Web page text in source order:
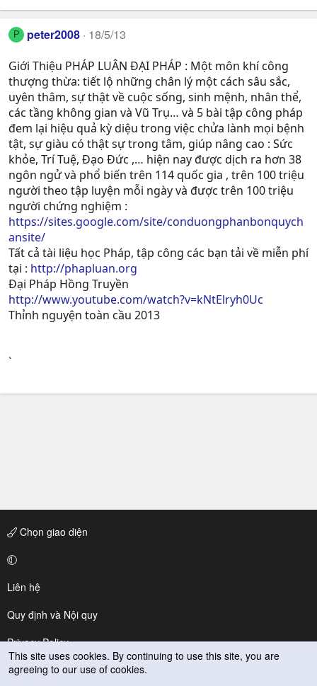
P peter2008 18/5/13
Giới Thiệu PHÁP LUÂN ĐẠI PHÁP : Một môn khí công
thượng thừa: tiết lộ những chân lý một cách sâu sắc,
uyên thâm, sự thật về cuộc sống, sinh mệnh, nhân thể,
các tầng không gian và Vũ Trụ… và 5 bài tập công pháp
đem lại hiệu quả kỳ diệu trong việc chửa lành mọi bệnh
tật, sự giàu có thật sự trong tâm, giúp nâng cao : Sức
khỏe, Trí Tuệ, Ðạo Ðức ,… hiện nay được dịch ra hơn 38
ngôn ngử và phổ biến trên 114 quốc gia , trên 100 triệu
người theo tập luyện mỗi ngày và được trên 100 triệu
người chứng nghiệm :
https://sites.google.com/site/conduongphanbonquych
ansite/
Tất cả tài liệu học Pháp, tập công các bạn tải về miễn phí
tại : http://phapluan.org
Đại Pháp Hồng Truyền
http://www.youtube.com/watch?v=kNtElryh0Uc
Thỉnh nguyện toàn cầu 2013
`
Chọn giao diện
Liên hệ
Quy định và Nội quy
Privacy Policy
Trợ giúp
This site uses cookies. By continuing to use this site, you are
agreeing to our use of cookies.